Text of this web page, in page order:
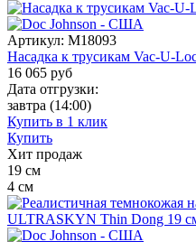
Артикул: M18093
Насадка к трусикам Vac-U-
16 065 руб
Дата отгрузки:
завтра (14:00)
Купить в 1 клик
Купить
Хит продаж
19 см
4 см